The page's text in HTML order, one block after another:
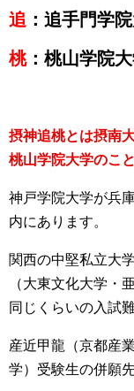
追 ：追手門学
桃：桃山学院
摂神追桃とは摂南
桃山学院大学のこと
神戸学院大学が兵
内にあります。
関西の中堅私立大
（大東文化大学・
同じくらいの入試
産近甲龍（京都産
学）受験生の併願